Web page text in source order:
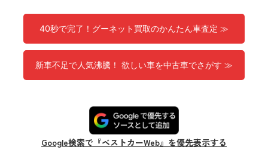
40秒で完了！グーネット買取のかんたん車査定 ≫
新車不足で人気沸騰！ 欲しい車を中古車でさがす ≫
Google検索で『ベストカーWeb』を優先表示する